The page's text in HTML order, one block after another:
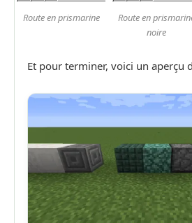
Route en prismarine
Route en
noire
Et pour terminer, voici un aperçu